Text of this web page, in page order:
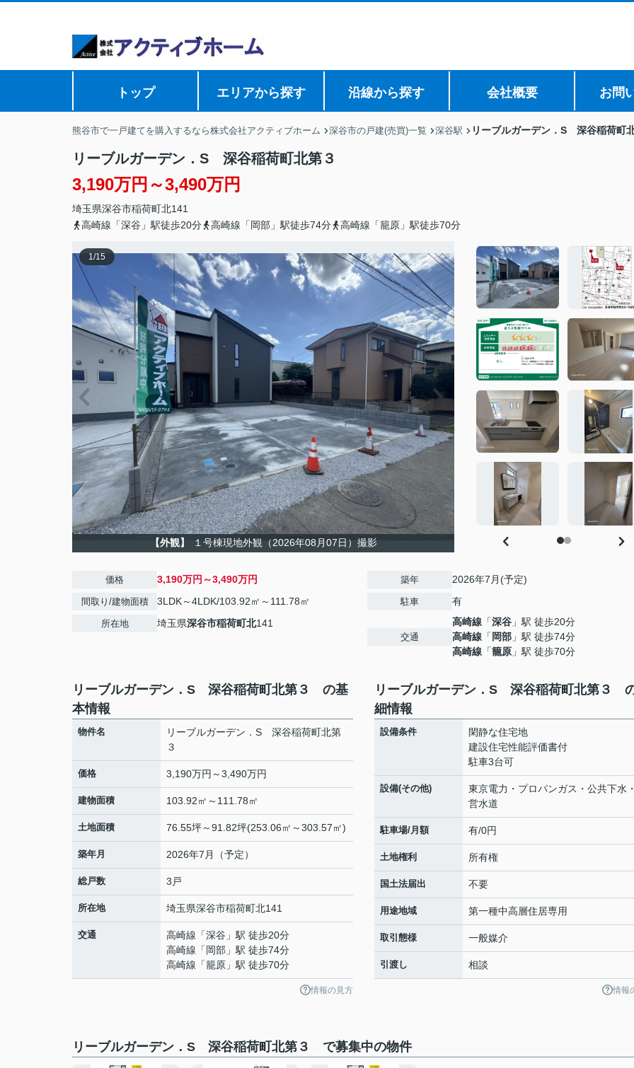
トップ エリアから探す 沿線から探す 会社概要 お問
熊谷市で一戸建てを購入するなら株式会社アクティブホーム 深谷市の戸建(売買)一覧 深谷駅 リーブルガーデン．S 深谷稲荷
リーブルガーデン．S 深谷稲荷町北第３
3,190万円～3,490万円
埼玉県深谷市稲荷町北141
高崎線「深谷」駅徒歩20分
高崎線「岡部」駅徒歩74分 高崎線「籠原」駅徒歩70分
1/15
【外観】 １号棟現地外観（2026年08月07日）撮影
価格 3,190万円～3,490万円
間取り/建物面積 3LDK～4LDK/103.92㎡～111.78㎡
所在地 埼玉県深谷市稲荷町北141
築年 2026年7月(予定)
駐車 有
交通
高崎線 「深谷 」駅 徒歩20分
高崎線 「 岡部 」駅 徒歩74分
高崎線 「籠原 」駅 徒歩70分
リーブルガーデン．S 深谷稲荷町北第３ の基
本情報
物件名
リーブルガーデン．S 深谷稲荷町北第
３
価格 3,190万円～3,490万円
建物面積 103.92㎡～111.78㎡
土地面積 76.55坪～91.82坪(253.06㎡～303.57㎡)
築年月 2026年7月（予定）
総戸数 3戸
所在地 埼玉県深谷市稲荷町北141
交通 高崎線 「深谷 」駅 徒歩20分
高崎線 「 岡部 」駅 徒歩74分
高崎線 「籠原 」駅 徒歩70分
情報の見方
リーブルガーデン．S 深谷稲荷町北第３
細情報
設備条件
閑静な住宅地
建設住宅性能評価書付
駐車3台可
設備(その他)
東京電力・プロパンガス・公共下水
営水道
駐車場/月額 有/0円
土地権利 所有権
国土法届出 不要
用途地域 第一種中高層住居専用
取引態様 一般媒介
引渡し 相談
情報
リーブルガーデン．S 深谷稲荷町北第３ で募集中の物件